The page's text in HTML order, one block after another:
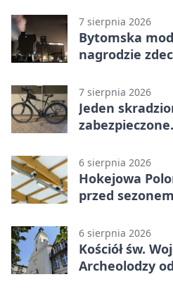
7 sierpnia 2026
Bytomska
nagrodzie
7 sierpnia 2026
Jeden
6 sierpnia 2026
Hokejowa
przed
6 sierpnia 2026
Kościół św.
Archeolodzy